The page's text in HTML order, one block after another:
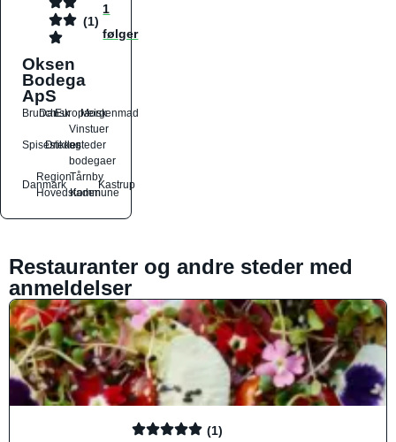
(1)
1
følger
Oksen
Bodega
ApS
Brunch
DanskEuropæiskMorgenmad
Spisesteder
Drikkesteder
Vinstuer
og
bodegaer
Danmark
Region
Hovedstaden
Tårnby
Kommune
Kastrup
Restauranter og andre steder med
anmeldelser
(1)